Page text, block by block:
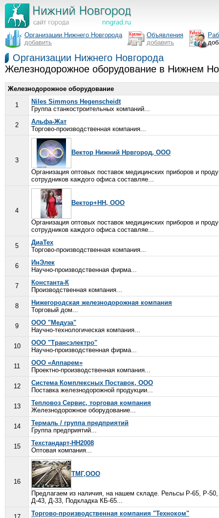
Организации Нижнего Новгорода
добавить
Объявления
добавить
Организации Нижнего Новгорода
Железнодорожное оборудование в Нижнем
Железнодорожное оборудование
1
Niles Simmons Hegenscheidt
Группа станкостроительных компаний...
2
Альфа-Жат
Торгово-производственная компания...
3
Вектор Нижний Нрвгород, ООО
Организация оптовых поставок медицинских приборов и
сотрудников каждого офиса составляе...
4
Вектор+НН, ООО
Организация оптовых поставок медицинских приборов и
сотрудников каждого офиса составляе...
5
ДиаТех
Торгово-производственная компания...
6
ИнЭлек
Научно-производственная фирма...
7
Константа-К
Производственная компания...
8
Нижегородская железнодорожная компания
Торговый дом...
9
ООО "Медуза"
Научно-технологическая компания...
10
ООО "Трансэлектро"
Научно-производственная фирма...
11
ООО «Аппарем»
Проектно-производственная компания...
12
Система Комплексных Поставок, ООО
Поставка железнодорожной продукции...
13
Тепловоз Сервис, торговая компания
Железнодорожное оборудование...
14
Термаль / группа предприятий
Группа предприятий...
15
Техстандарт-НН2008
Оптовая компания...
16
ТМГ,ООО
Предлагаем из наличия, на нашем складе. Рельсы Р-65, Р-
Д-43, Д-33, Подкладка КБ-65...
Торгово-производственная компания "Техноком"